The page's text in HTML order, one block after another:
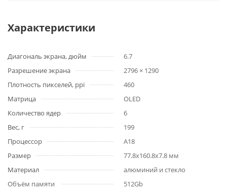
Характеристики
Диагональ экрана, дюйм
6.7
Разрешение экрана
2796 × 1290
Плотность пикселей, ppi
460
Матрица
OLED
Количество ядер
6
Вес, г
199
Процессор
A18
Размер
77.8x160.8x7.8 мм
Материал
алюминий и стекло
Объём памяти
512Gb